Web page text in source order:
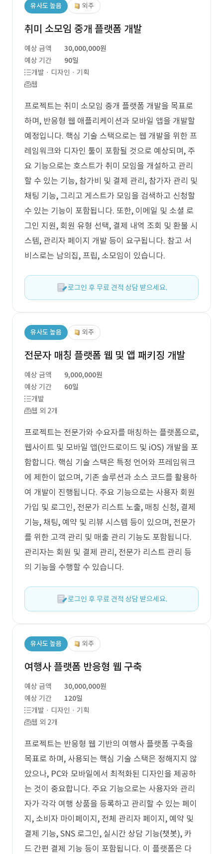
유사도 높음 외주
취미 소모임 중개 플랫폼 개발
예상 금액
30,000,000원
예상 기간
90일
개발 · 디자인 · 기획
웹
프로젝트는 취미 소모임 중개 플랫폼 개발을 목표로
하며, 반응형 웹 애플리케이션과 모바일 앱을 개발할
예정입니다. 핵심 기술 스택으로는 웹 개발을 위한 프
레임워크와 디자인 툴이 포함될 것으로 예상되며, 주
요 기능으로는 호스트가 취미 모임을 개설하고 관리
할 수 있는 기능, 참가비 및 결제 관리, 참가자 관리 및
채팅 기능, 그리고 게스트가 모임을 검색하고 신청할
수 있는 기능이 포함됩니다. 또한, 이메일 및 소셜 로
그인 지원, 회원 유형 선택, 결제 내역 조회 및 환불 시
스템, 관리자 페이지 개발 등이 요구됩니다. 참고 서
비스로는 남의집, 프립, 소모임이 있습니다.
로그인 후 무료 견적 상담 받으세요.
유사도 높음 외주
전문자 매칭 플랫폼 웹 및 앱 패키징 개발
예상 금액
9,000,000원
예상 기간
60일
개발
웹 외 2개
프로젝트는 전문가와 수요자를 매칭하는 플랫폼으로,
웹사이트 및 모바일 앱(안드로이드 및 iOS) 개발을 포
함합니다. 핵심 기술 스택은 특정 언어와 프레임워크
에 제한이 없으며, 기존 솔루션과 소스 코드를 활용하
여 개발이 진행됩니다. 주요 기능으로는 사용자 회원
가입 및 로그인, 전문가 리스트 노출, 매칭 신청, 결제
기능, 채팅, 예약 및 리뷰 시스템 등이 있으며, 전문가
를 위한 고객 관리 및 매출 관리 기능도 포함됩니다.
관리자는 회원 및 결제 관리, 전문가 리스트 관리 등
의 기능을 수행할 수 있습니다.
로그인 후 무료 견적 상담 받으세요.
유사도 높음 외주
여행사 플랫폼 반응형 웹 구축
예상 금액
30,000,000원
예상 기간
120일
개발 · 디자인 · 기획
웹 외 2개
프로젝트는 반응형 웹 기반의 여행사 플랫폼 구축을
목표로 하며, 사용되는 핵심 기술 스택은 정해지지 않
았으나, PC와 모바일에서 최적화된 디자인을 제공하
는 것이 중요합니다. 주요 기능으로는 사용자와 관리
자가 각각 여행 상품을 등록하고 관리할 수 있는 페이
지, 소비자 마이페이지, 전체 관리자 페이지, 예약 및
결제 기능, SNS 로그인, 실시간 상담 기능(챗봇), 카
드 간편 결제 기능 등이 포함됩니다. 이 플랫폼은 다